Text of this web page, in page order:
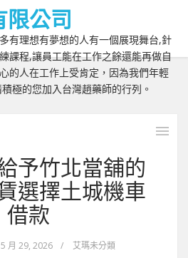
限公司
有理想有夢想的人有一個展現舞台,針
課程,讓員工能在工作之餘還能再做自
的人在工作上受肯定，因為我們年輕
極的您加入台灣趙藥師的行列。
予竹北當舖的
選擇土城機車
借款
5 月 29, 2026 / 艾瑪未分類